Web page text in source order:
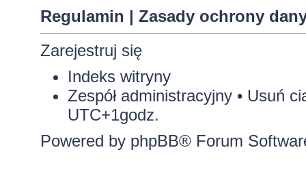
Regulamin | Zasady ochrony
Zarejestruj się
Indeks witryny
Zespół administracyjny• Usuń
UTC+1godz.
Powered by phpBB® Forum